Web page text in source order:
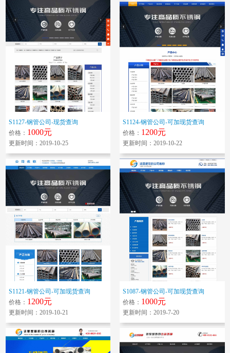
S1127-钢管公司-现货查询
价格： 1000元
更新时间：2019-10-25
S1124-钢管公司-可加现货查询
价格： 1200元
更新时间：2019-10-22
S1121-钢管公司-可加现货查询
价格： 1200元
更新时间：2019-10-21
S1087-钢管公司-可加现货查询
价格： 1000元
更新时间：2019-7-20